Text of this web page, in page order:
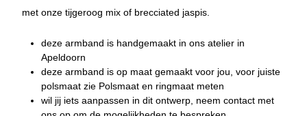
met onze tijgeroog mix of brecciated jaspis.
deze armband is handgemaakt in ons atelier in
Apeldoorn
deze armband is op maat gemaakt voor jou, voor juiste
polsmaat zie Polsmaat en ringmaatmeten
wil jij iets aanpassen in dit ontwerp, neem contactmet